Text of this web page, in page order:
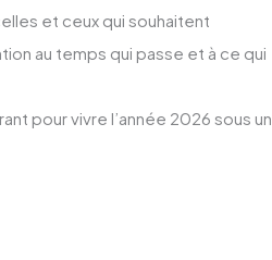
et ceux qui souhaitent
au temps qui passe et à ce qui
pour vivre l’année 2026 sous un